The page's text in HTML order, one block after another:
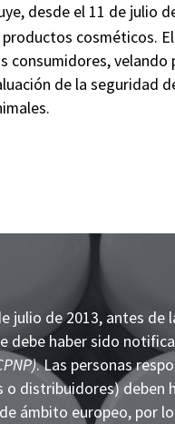
desde el 11 de julio
cosméticos.
velando
de la seguridad
julio de 2013, antes
debe haber sido
. Las personas
o distribuidores) deben
ámbito europeo, por